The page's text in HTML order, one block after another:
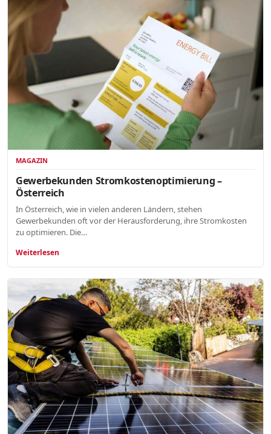
MAGAZIN
Gewerbekunden Stromkostenoptimierung –
Österreich
In Österreich, wie in vielen anderen Ländern, stehen
Gewerbekunden oft vor der Herausforderung, ihre Stromkosten
zu optimieren. Die…
Weiterlesen